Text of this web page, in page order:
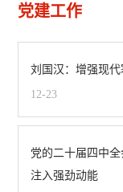
党建工作
刘国汉：增强现
12-23
党的二十届四中
注入强劲动能